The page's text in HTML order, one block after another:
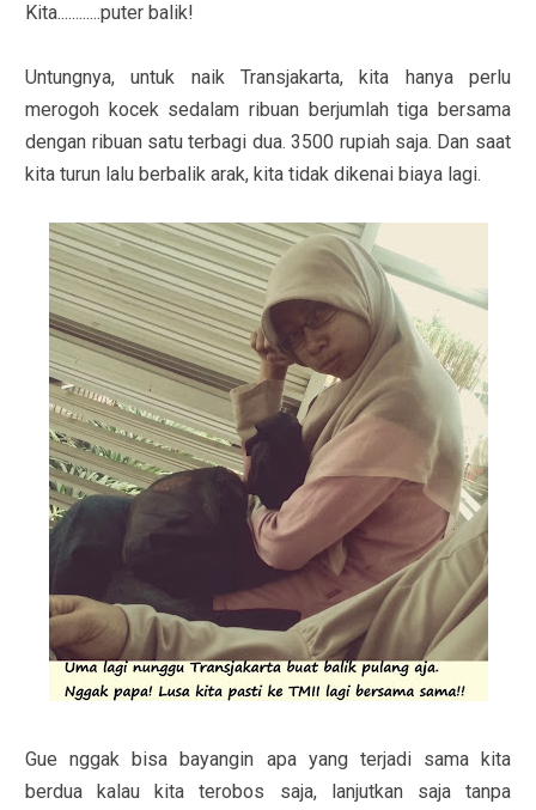
Kita............puter balik!
Untungnya, untuk naik Transjakarta, kita hanya perlu
merogoh kocek sedalam ribuan berjumlah tiga bersama
dengan ribuan satu terbagi dua. 3500 rupiah saja. Dan saat
kita turun lalu berbalik arak, kita tidak dikenai biaya lagi.
Gue nggak bisa bayangin apa yang terjadi sama kita
berdua kalau kita terobos saja, lanjutkan saja tanpa